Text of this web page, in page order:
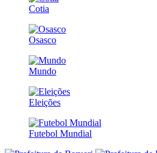
Cotia
Osasco
Mundo
Eleições
Futebol Mundial